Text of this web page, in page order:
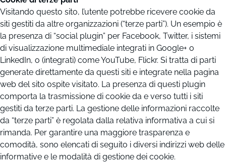
Visitando questo sito, l’utente potrebbe ricevere cookie da
siti gestiti da altre organizzazioni (“terze parti”). Un esempio è
la presenza di “social plugin” per Facebook, Twitter, i sistemi
di visualizzazione multimediale integrati in Google+ o
LinkedIn, o (integrati) come YouTube, Flickr. Si tratta di parti
generate direttamente da questi siti e integrate nella pagina
web del sito ospite visitato. La presenza di questi plugin
comporta la trasmissione di cookie da e verso tutti i siti
gestiti da terze parti. La gestione delle informazioni raccolte
da “terze parti” è regolata dalla relativa informativa a cui si
rimanda. Per garantire una maggiore trasparenza e
comodità, sono elencati di seguito i diversi indirizzi web delle
informative e le modalità di gestione dei cookie.